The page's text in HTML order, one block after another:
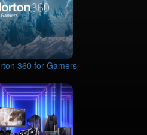
360 for Gamers